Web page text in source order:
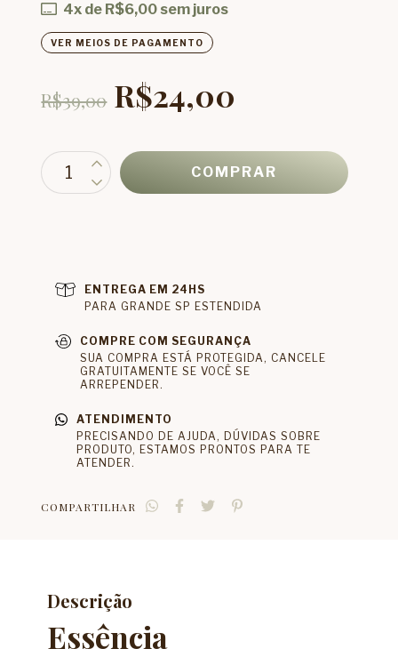
4x de R$6,00 sem juros
VER MEIOS DE PAGAMENTO
R$39,00 R$24,00
ENTREGA EM 24HS
PARA GRANDE SP ESTENDIDA
COMPRE COM SEGURANÇA
SUA COMPRA ESTÁ PROTEGIDA, CANCELE
GRATUITAMENTE SE VOCÊ SE
ARREPENDER.
ATENDIMENTO
PRECISANDO DE AJUDA, DÚVIDAS SOBRE
PRODUTO, ESTAMOS PRONTOS PARA TE
ATENDER.
COMPARTILHAR
Descrição
Essência